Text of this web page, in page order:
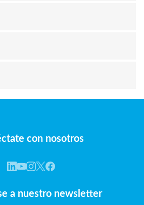
con nosotros
a nuestro newsletter